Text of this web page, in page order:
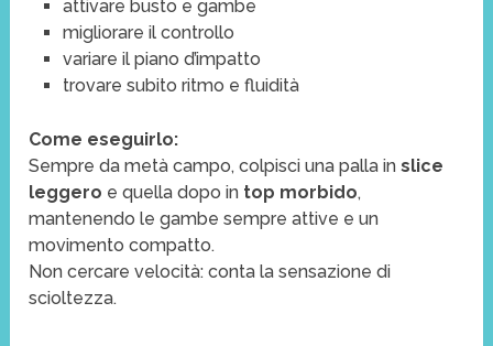
attivare busto e gambe
migliorare il controllo
variare il piano d’impatto
trovare subito ritmo e fluidità
Come eseguirlo:
Sempre da metà campo, colpisci una palla inslice
leggero e quella dopo in top morbido,
mantenendo le gambe sempre attive e un
movimento compatto.
Non cercare velocità: conta la sensazione di
scioltezza.